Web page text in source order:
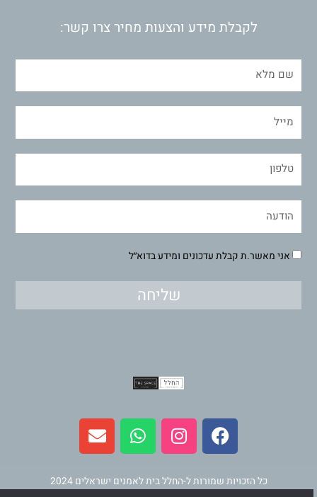
לקבלת מידע והצעות מחיר צרו קשר:
אני מאשר.ת קבלת עדכונים ומידע בדוא״ל
שליחה
F
a
c
b
I
n
s
a
W
h
a
s
E
n
v
l
כל הזכויות שמורות ל-החלל בית לאמנים ישראלים 2024